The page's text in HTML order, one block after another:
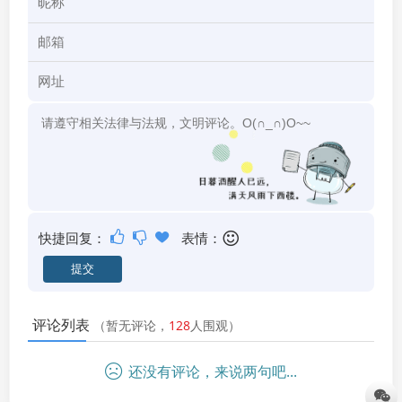
快捷回复： 表情：
评论列表 （暂无评论， 128人围观）
还没有评论，来说两句吧...